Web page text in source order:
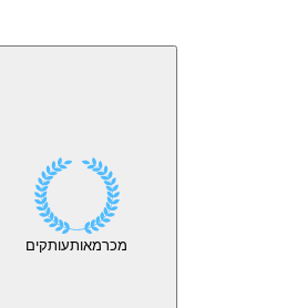
מכרמאותעותקים